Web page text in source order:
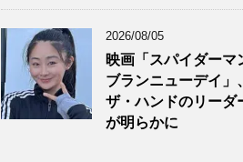
2026/08/05
映画「スパイダーマ
ブランニューデイ」、
ザ・ハンドのリーダ
が明らかに